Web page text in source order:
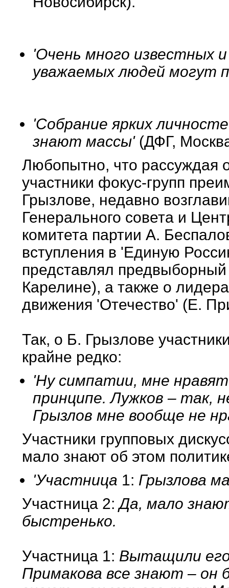
'Очень много известных
уважаемых людей могут
'Собрание ярких
знают массы'(ДФГ,
Любопытно, что рассуждая
участники фокус-групп
Грызлове, недавно
Генерального cовета и
комитета партии А.
вступления в 'Единую
представлял
Карелине), а также о
движения 'Отечество' (Е.
Так, о Б. Грызлове
крайне редко:
'Ну симпатии, мне
принципе. Лужков – так,
Грызлов мне вообще не
Участники групповых
мало знают об этом
'Участница 1: Грызлова
Участница 2: Да, мало
быстренько.
Участница 1: Вытащили
Примакова все знают –